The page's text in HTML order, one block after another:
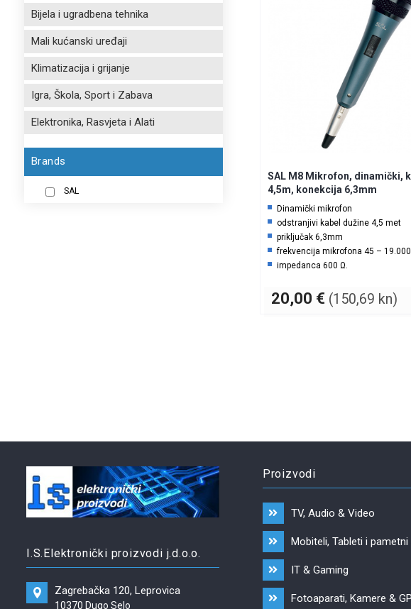
SAL M8 Mikrofon, dinamički,
4,5m, konekcija 6,3mm
Dinamički mikrofon
odstranjivi kabel dužine 4,5 met
priključak 6,3mm
frekvencija mikrofona 45 –
impedanca 600 Ω.
20,00 € (150,69 kn)
Bijela i ugradbena tehnika
Mali kućanski uređaji
Klimatizacija i grijanje
Igra, Škola, Sport i Zabava
Elektronika, Rasvjeta i Alati
Brands
SAL
I.S.Elektronički proizvodi j.d.o.o.
Zagrebačka 120, Leprovica
10370 Dugo Selo
Proizvodi
TV, Audio & Video
Mobiteli, Tableti i
IT & Gaming
Fotoaparati, Kamere &